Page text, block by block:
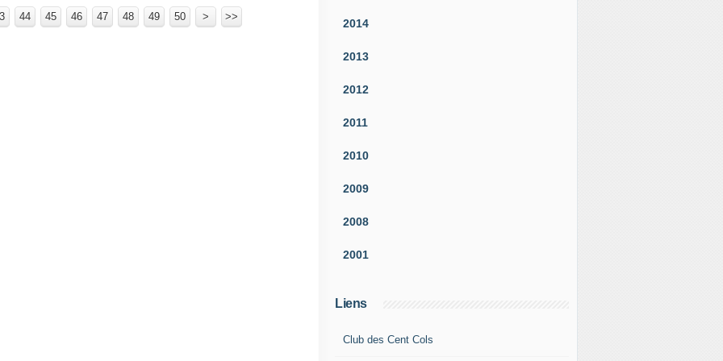
44 45 46 47 48 49 50 60
70
80
90
100
> >>
2014
2013
2012
2011
2010
2009
2008
2001
Liens
Club des Cent Cols